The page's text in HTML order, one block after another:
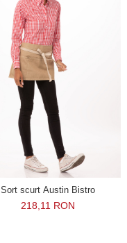
Sort scurt Austin Bistro
218,11 RON